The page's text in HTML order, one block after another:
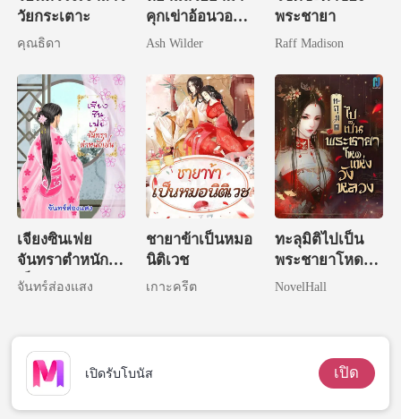
วัยกระเตาะ
คุณธิดา
คุกเข่าอ้อนวอน
ฉันทีหลัง
Ash Wilder
พระชายา
Raff Madison
เจียงซินเฟย
จันทราตำหนัก
เย็น
จันทร์ส่องแสง
ชายาข้าเป็นหมอ
นิติเวช
เกาะครีต
ทะลุมิติไปเป็น
พระชายาโหด
แห่งวังหลวง
NovelHall
เปิดรับโบนัส เปิด